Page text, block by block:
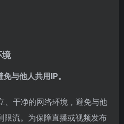
与他人共用IP。
、干净的网络环境，避免与他
限流。为保障直播或视频发布